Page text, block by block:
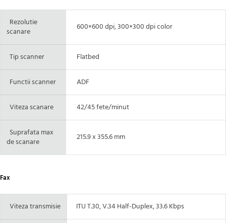
Rezolutie
scanare
600×600 dpi, 300×300 dpi color
Tip scanner Flatbed
Functii scanner ADF
Viteza scanare 42/45 fete/minut
Suprafata max
de scanare
215.9 x 355.6 mm
Fax
Viteza transmisie ITU T.30, V.34 Half-Duplex, 33.6 Kbps